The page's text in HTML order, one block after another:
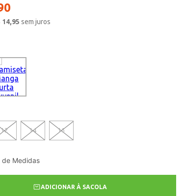
14,95 sem juros
12 14 16
de Medidas
ADICIONAR À SACOLA